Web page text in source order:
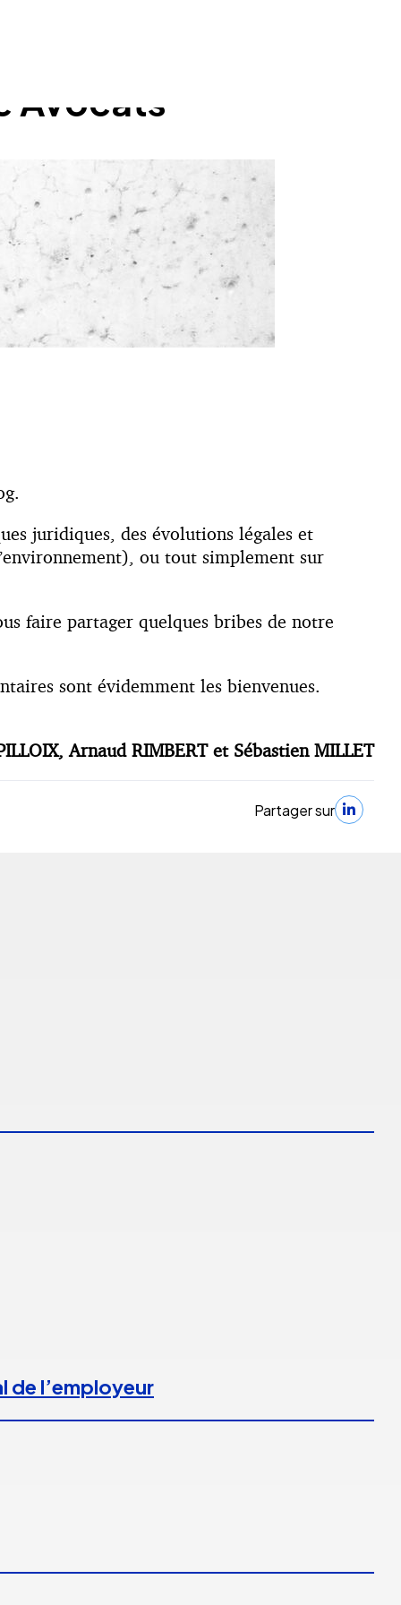
Avocats
juridiques, des évolutions légales et
ou tout simplement sur
faire partager quelques bribes de notre
sont évidemment les bienvenues.
Arnaud RIMBERT et Sébastien MILLET
Partager sur
de l’employeur